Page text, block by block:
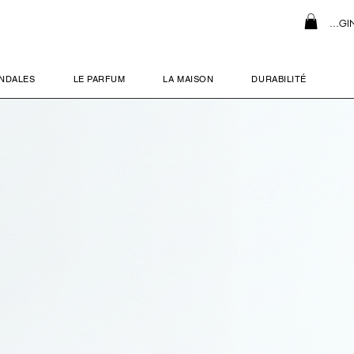
LE PARFUM LA MAISON DURABILITÉ